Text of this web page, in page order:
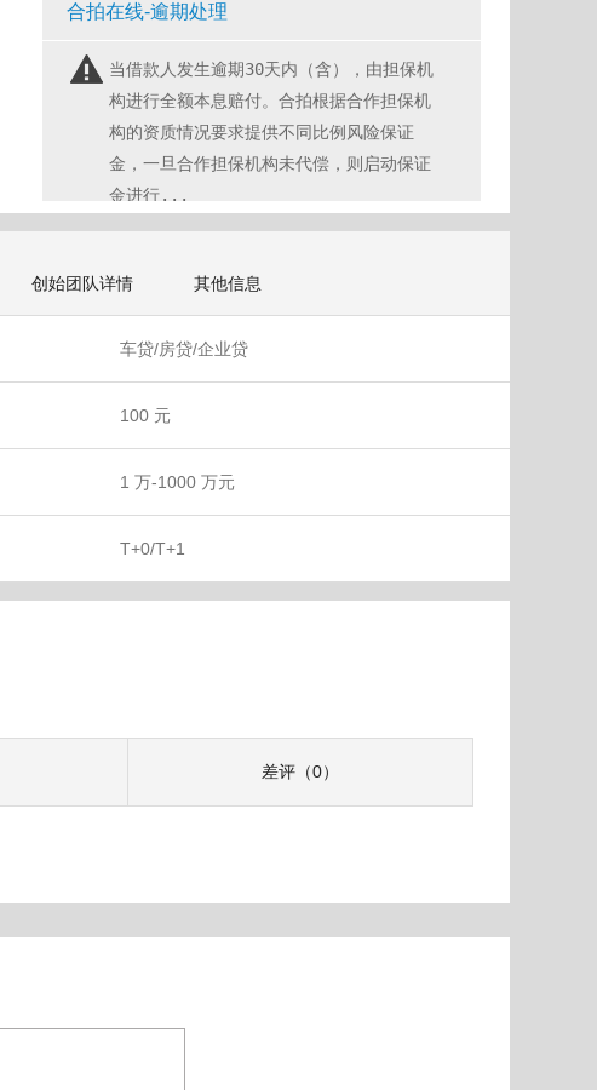
合拍在线-逾期处理
当借款人发生逾期30天内（含），由担保机
构进行全额本息赔付。合拍根据合作担保机
构的资质情况要求提供不同比例风险保证
金，一旦合作担保机构未代偿，则启动保证
金进行...
创始团队详情 其他信息
车贷/房贷/企业贷
100 元
1 万-1000 万元
T+0/T+1
差评（0）